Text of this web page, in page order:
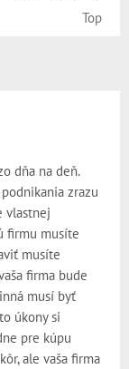
Top
dňa na deň.
zrazu
vlastnej
firmu musíte
musíte
firma bude
musí byť
úkony si
pre kúpu
ale vaša firma